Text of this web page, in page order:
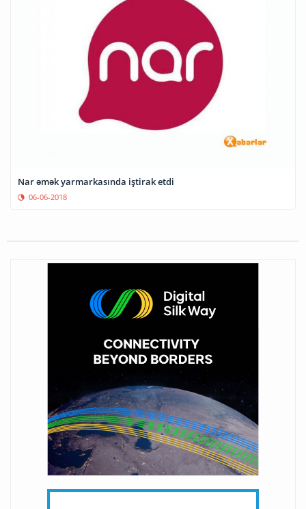
Nar əmək yarmarkasında iştirak etdi
06-06-2018